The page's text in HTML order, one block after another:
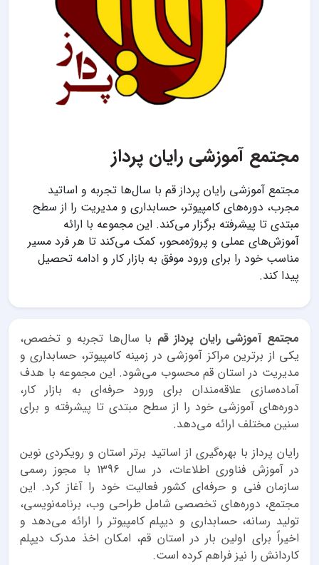
مجتمع آموزشی رایان پرداز
مجتمع آموزشی رایان پرداز قم با سال‌ها تجربه و اساتید
مجرب، دوره‌های کامپیوتر، حسابداری و مدیریت را از سطح
مبتدی تا پیشرفته برگزار می‌کند. این مجموعه با ارائه
آموزش‌های عملی و پروژه‌محور، کمک می‌کند تا هر فرد مسیر
مناسب خود را برای ورود موفق به بازار کار و ادامه تحصیل
پیدا کند.
مجتمع آموزشی رایان پرداز قم با سال‌ها تجربه و تخصص،
یکی از برترین مراکز آموزشی در زمینه کامپیوتر، حسابداری و
مدیریت در استان قم محسوب می‌شود. این مجموعه با هدف
آماده‌سازی علاقه‌مندان برای ورود حرفه‌ای به بازار کار،
دوره‌های آموزشی خود را از سطح مبتدی تا پیشرفته و برای
سنین مختلف ارائه می‌دهد.
رایان پرداز با بهره‌گیری از اساتید برتر استان و رویکردی نوین
در آموزش فناوری اطلاعات، در سال 1396 با مجوز رسمی
سازمان فنی و حرفه‌ای کشور فعالیت خود را آغاز کرد. این
مجتمع، دوره‌های تخصصی شامل طراحی وب، برنامه‌نویسی،
تولید رسانه، حسابداری و دیپلم کامپیوتر را ارائه می‌دهد و
اخیراً برای اولین بار در استان قم، امکان اخذ مدرک دیپلم
کاردانش را نیز فراهم کرده است.